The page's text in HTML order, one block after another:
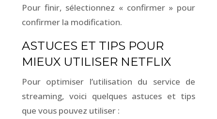
Pour finir, sélectionnez « confirmer » pour
confirmer la modification.
ASTUCES ET TIPS POUR
MIEUX UTILISER NETFLIX
Pour optimiser l’utilisation du service de
streaming, voici quelques astuces et tips
que vous pouvez utiliser :